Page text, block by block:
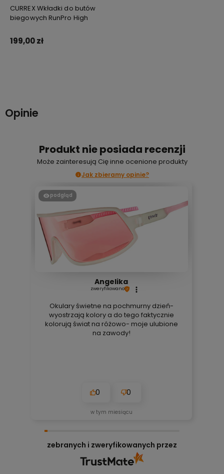
CURREX Wkładki do butów
biegowych RunPro High
199,00 zł
Opinie
Produkt nie posiada recenzji
Może zainteresują Cię inne ocenione produkty
Jak zbieramy opinie?
podgląd
Angelika
zweryfikowano
Okulary świetne na pochmurny dzień-
wyostrzają kolory a do tego faktycznie
kolorują świat na różowo- moje ulubione
na zawody!
0 0
w tym miesiącu
zebranych i zweryfikowanych przez